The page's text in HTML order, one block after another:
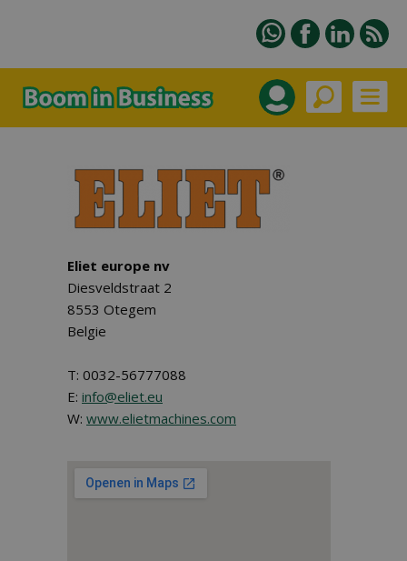
Eliet europe nv
Diesveldstraat 2
8553 Otegem
Belgie
T: 0032-56777088
E: info@eliet.eu
W: www.elietmachines.com